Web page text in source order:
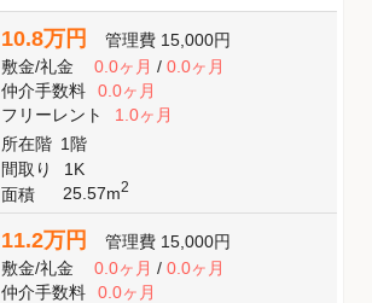
10.8万円 管理費 15,000円
敷金/礼金 0.0ヶ月/ 0.0ヶ月
仲介手数料
0.0ヶ月
フリーレント
1.0ヶ月
所在階 1階
間取り
1K
面積
25.57m2
11.2万円 管理費 15,000円
敷金/礼金 0.0ヶ月/ 0.0ヶ月
仲介手数料
0.0ヶ月